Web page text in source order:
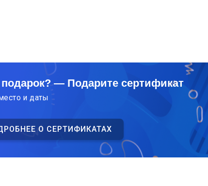
— Подарите сертификат
и даты
О СЕРТИФИКАТАХ